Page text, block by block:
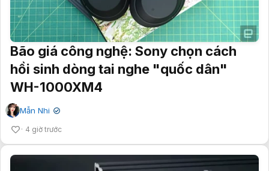
Bão giá công nghệ: Sony chọn cách
hồi sinh dòng tai nghe "quốc dân"
WH-1000XM4
Mẫn Nhi ✔
4 giờ trước